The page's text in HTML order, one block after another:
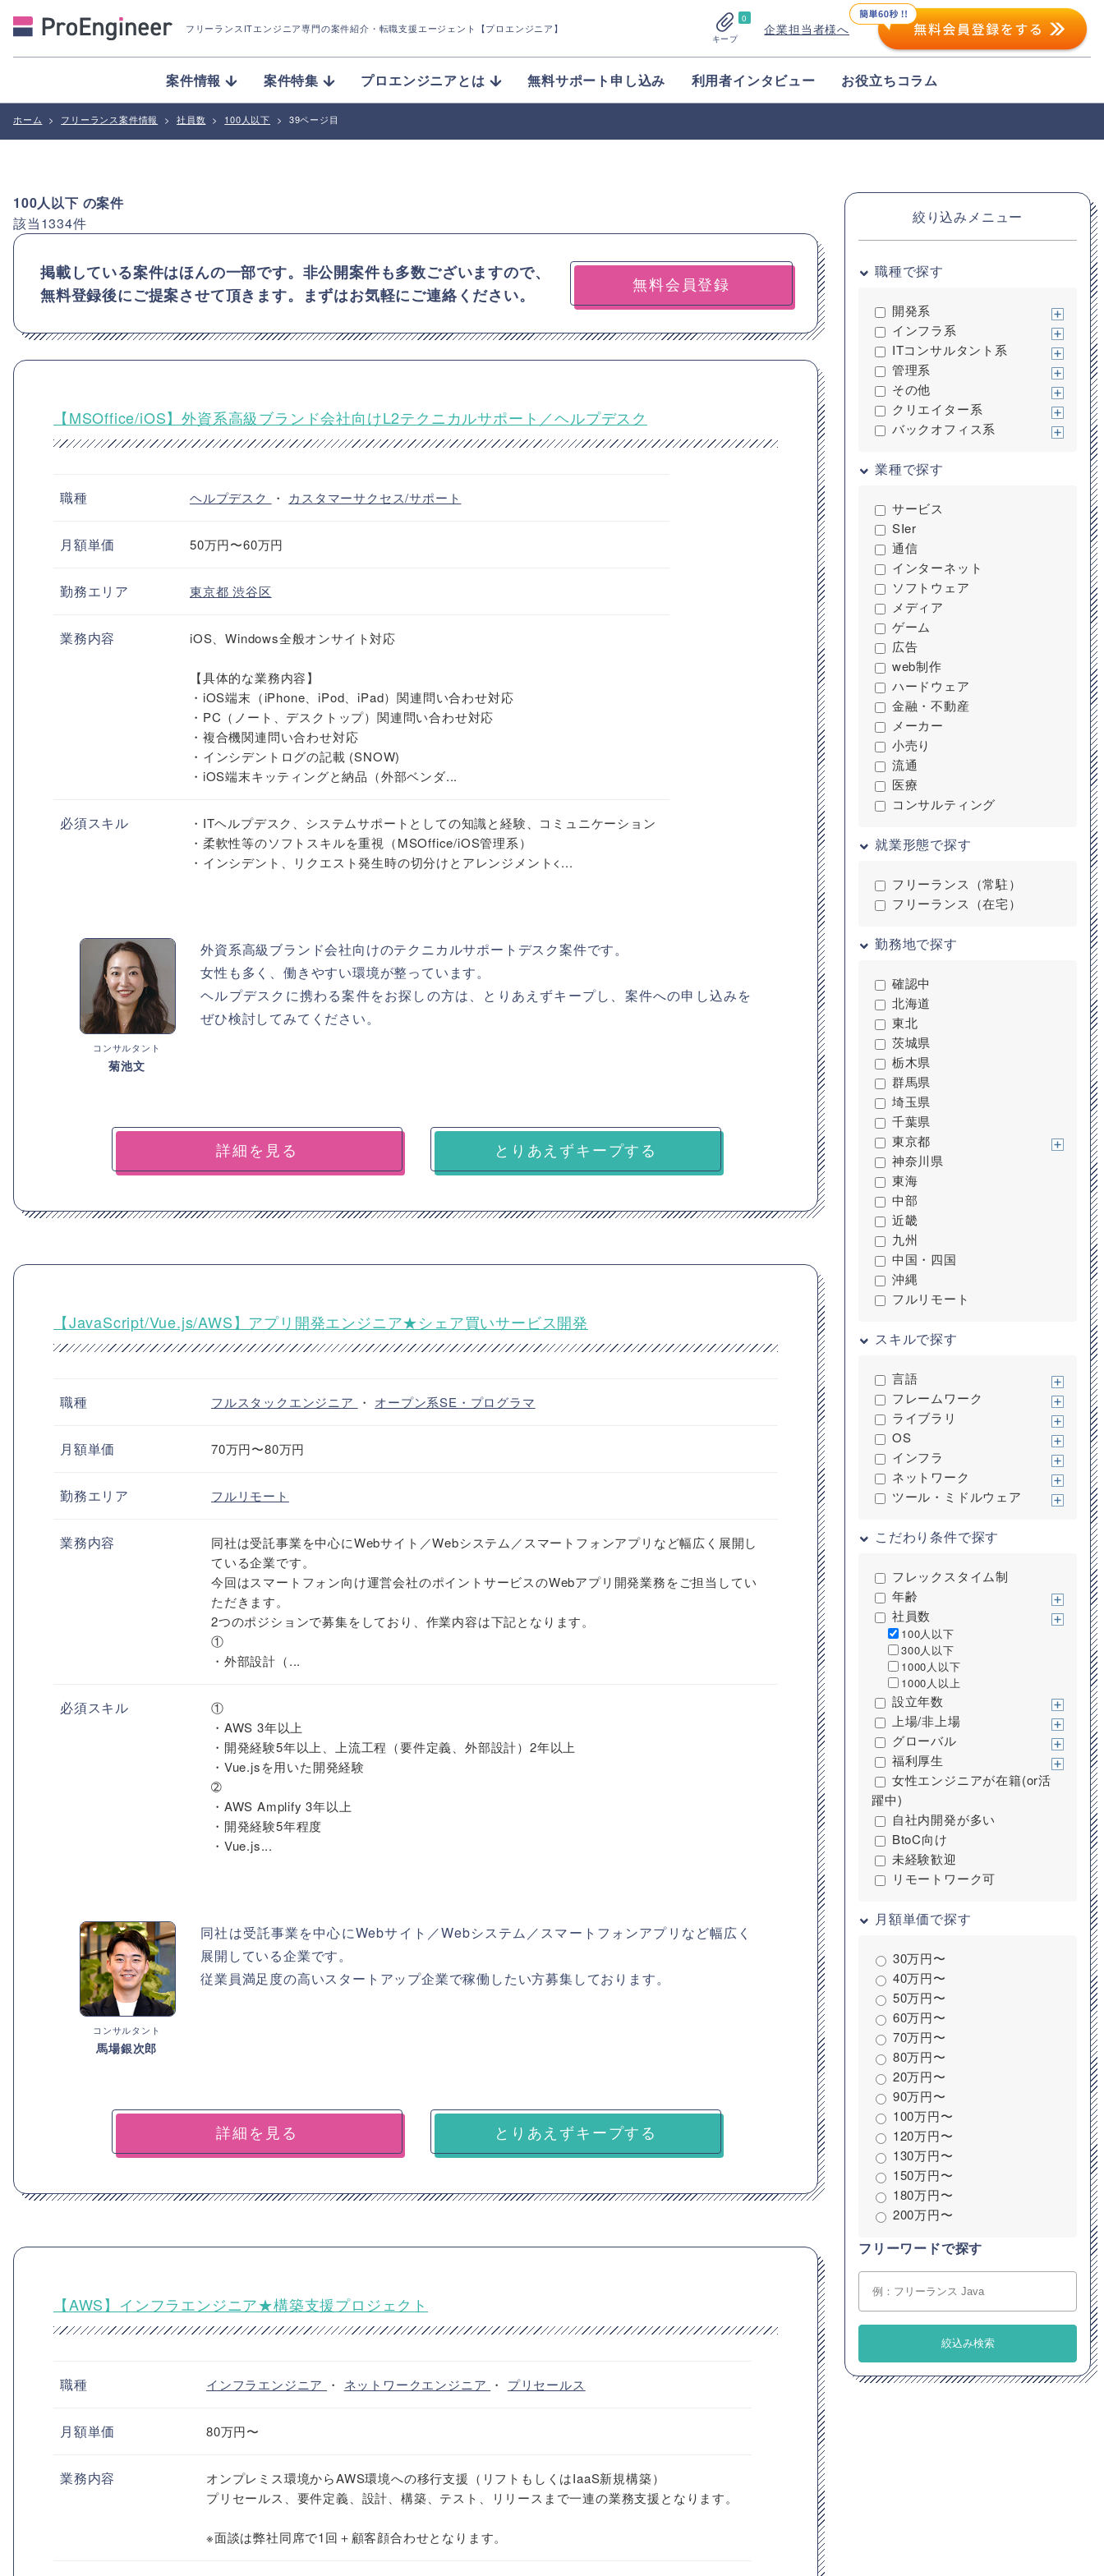
フリーランスITエンジニア専門の案件紹介 ・転職支援エージェント【プロエンジニア】
0
キープ
企業担当者様へ
案件情報 案件特集 プロエンジニアとは 無料サポート申し込み 利用者インタビュー お役立ちコラム
ホーム > フリーランス案件情報 > 社員数 > 100人以下 > 39ページ目
100人以下 の案件
該当1334件
掲載している案件はほんの一部です。非公開案件も多数ございますので、
無料登録後にご提案させて頂きます。まずはお気軽にご連絡ください。
無料会員登録
【MSOffice/iOS】外資系高級ブランド会社向けL2テクニカルサポート／ヘルプデスク
職種 ヘルプデスク ・ カスタマーサクセス/サポート
月額単価 50万円〜60万円
勤務エリア 東京都渋谷区
業務内容 iOS、Windows全般オンサイト対応
【具体的な業務内容】
・iOS端末（iPhone、iPod、iPad）関連問い合わせ対応
・PC（ノート、デスクトップ）関連問い合わせ対応
・複合機関連問い合わせ対応
・インシデントログの記載 (SNOW)
・iOS端末キッティングと納品（外部ベンダ...
必須スキル
・ITヘルプデスク、システムサポートとしての知識と経験、コミュニケーション
・柔軟性等のソフトスキルを重視（MSOffice/iOS管理系）
・インシデント、リクエスト発生時の切分けとアレンジメント<...
コンサルタント
菊池文
外資系高級ブランド会社向けのテクニカルサポートデスク案件です。
女性も多く、働きやすい環境が整っています。
ヘルプデスクに携わる案件をお探しの方は、とりあえずキープし、案件への申し込みを
ぜひ検討してみてください。
詳細を見る とりあえずキープする
【JavaScript/Vue.js/AWS】アプリ開発エンジニア★シェア買いサービス開発
職種 フルスタックエンジニア ・ オープン系SE・プログラマ
月額単価 70万円〜80万円
勤務エリア フルリモート
業務内容
同社は受託事業を中心にWebサイト／Webシステム／スマートフォンアプリなど幅広く展開し
ている企業です。
今回はスマートフォン向け運営会社のポイントサービスのWebアプリ開発業務をご担当してい
ただきます。
2つのポジションで募集をしており、作業内容は下記となります。
①
・外部設計（...
必須スキル
①
・AWS 3年以上
・開発経験5年以上、上流工程（要件定義、外部設計）2年以上
・Vue.jsを用いた開発経験
➁
・AWS Amplify 3年以上
・開発経験5年程度
・Vue.js...
コンサルタント
馬場銀次郎
同社は受託事業を中心にWebサイト／Webシステム／スマートフォンアプリなど幅広く
展開している企業です。
従業員満足度の高いスタートアップ企業で稼働したい方募集しております。
詳細を見る とりあえずキープする
【AWS】インフラエンジニア★構築支援プロジェクト
職種 インフラエンジニア ・ ネットワークエンジニア ・ プリセールス
月額単価 80万円〜
業務内容
オンプレミス環境からAWS環境への移行支援（リフトもしくはIaaS新規構築）
プリセールス、要件定義、設計、構築、テスト、リリースまで一連の業務支援となります。
※面談は弊社同席で1回＋顧客顔合わせとなります。
絞り込みメニュー
職種で探す
開発系
インフラ系
ITコンサルタント系
管理系
その他
クリエイター系
バックオフィス系
業種で探す
サービス
SIer
通信
インターネット
ソフトウェア
メディア
ゲーム
広告
web制作
ハードウェア
金融・不動産
メーカー
小売り
流通
医療
コンサルティング
就業形態で探す
フリーランス（常駐）
フリーランス（在宅）
勤務地で探す
確認中
北海道
東北
茨城県
栃木県
群馬県
埼玉県
千葉県
東京都
神奈川県
東海
中部
近畿
九州
中国・四国
沖縄
フルリモート
スキルで探す
言語
フレームワーク
ライブラリ
OS
インフラ
ネットワーク
ツール・ミドルウェア
こだわり条件で探す
フレックスタイム制
年齢
社員数
100人以下
300人以下
1000人以下
1000人以上
設立年数
上場/非上場
グローバル
福利厚生
女性エンジニアが在籍(or活
躍中)
自社内開発が多い
BtoC向け
未経験歓迎
リモートワーク可
月額単価で探す
30万円〜
40万円〜
50万円〜
60万円〜
70万円〜
80万円〜
20万円〜
90万円〜
100万円〜
120万円〜
130万円〜
150万円〜
180万円〜
200万円〜
フリーワードで探す